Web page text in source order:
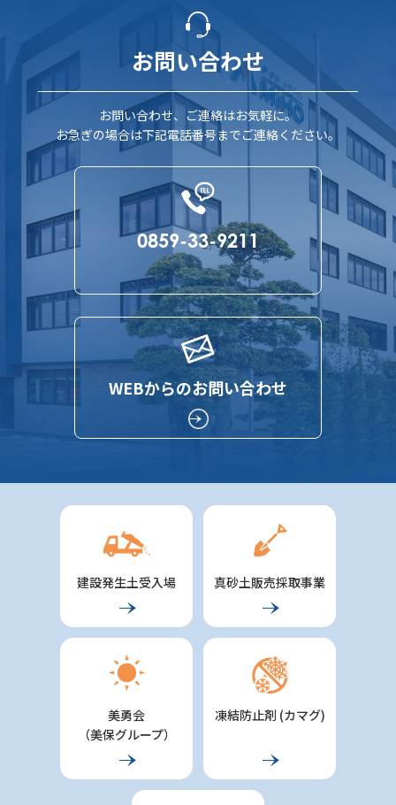
お問い合わせ
お問い合わせ、ご連絡はお気軽に。
お急ぎの場合は下記電話番号までご連絡ください。
0859-33-9211
WEBからのお問い合わせ
建設発生土受入場 真砂土販売採取事業
美勇会
（美保グループ）
凍結防止剤 (カマグ)